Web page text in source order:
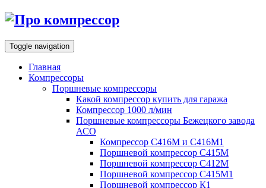
Toggle navigation
Главная
Компрессоры
Поршневые компрессоры
Какой компрессор купить для гаража
Компрессор 1000 л/мин
Поршневые компрессоры Бежецкого завода
АСО
Компрессор С416М и С416М1
Поршневой компрессор С415М
Поршневой компрессор С412М
Поршневой компрессор С415М1
Поршневой компрессор К1